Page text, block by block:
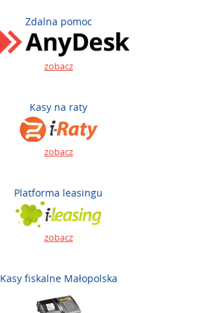
Zdalna pomoc
zobacz
Kasy na raty
zobacz
Platforma leasingu
zobacz
Kasy fiskalne Małopolska